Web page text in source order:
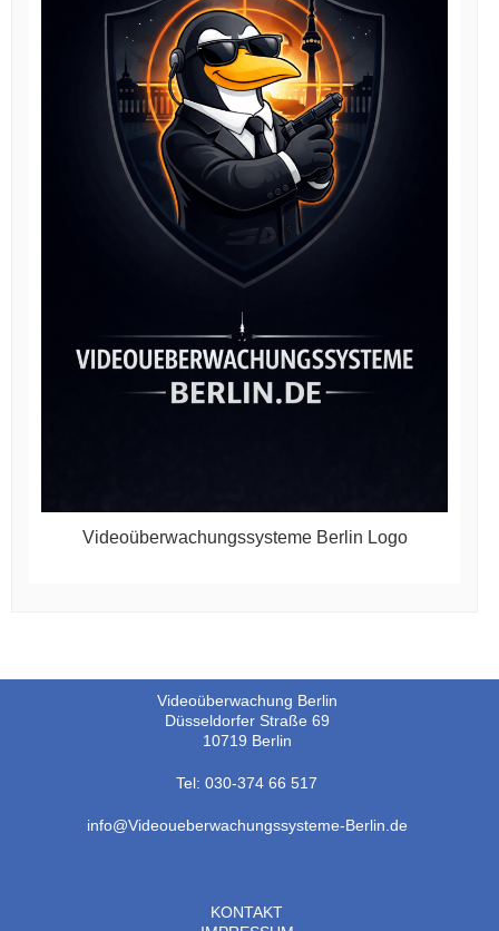
Videoüberwachungssysteme Berlin Logo
Videoüberwachung Berlin
Düsseldorfer Straße 69
10719 Berlin
Tel: 030-374 66 517
info@Videoueberwachungssysteme-Berlin.de
KONTAKT